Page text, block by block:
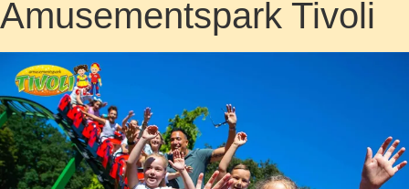
Amusementspark Tivoli